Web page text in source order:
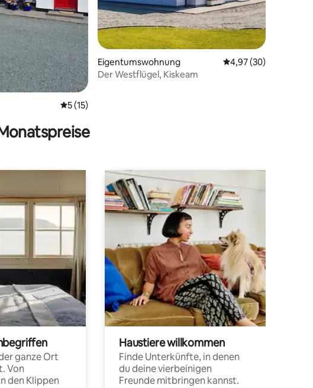
von 5, 62 Bewertungen
Durchschnittliche Bewertung: 5 von 5, 15 Bewertungen
5 (15)
Eigentumswohnung Durchschnittliche
4,97 (30)
Der Westflügel, Kiskeam
ganze Ort
Von
den Klippen
Haustiere willkommen
Finde Unterkünfte, in denen
du deine vierbeinigen
Freunde mitbringen kannst.